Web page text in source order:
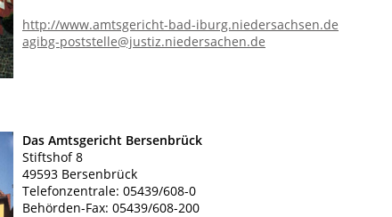
http://www.amtsgericht-bad-iburg.niedersachsen.de
agibg-poststelle@justiz.niedersachen.de
Das Amtsgericht Bersenbrück
Stiftshof 8
49593 Bersenbrück
Telefonzentrale: 05439/608-0
Behörden-Fax: 05439/608-200